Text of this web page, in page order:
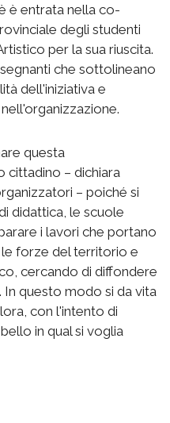
è entrata nella co-
degli studenti
per la sua riuscita.
che sottolineano
dell'iniziativa e
questa
cittadino – dichiara
– poiché si
didattica, le scuole
i lavori che portano
le forze del territorio e
cercando di diffondere
questo modo si da vita
con l'intento di
in qual si voglia